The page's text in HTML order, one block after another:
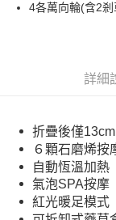
4各萬向輪(含2
詳細
折疊後僅
６顆石磨烯按
自動恆溫加熱
氣泡SPA按摩
紅光暖足模式